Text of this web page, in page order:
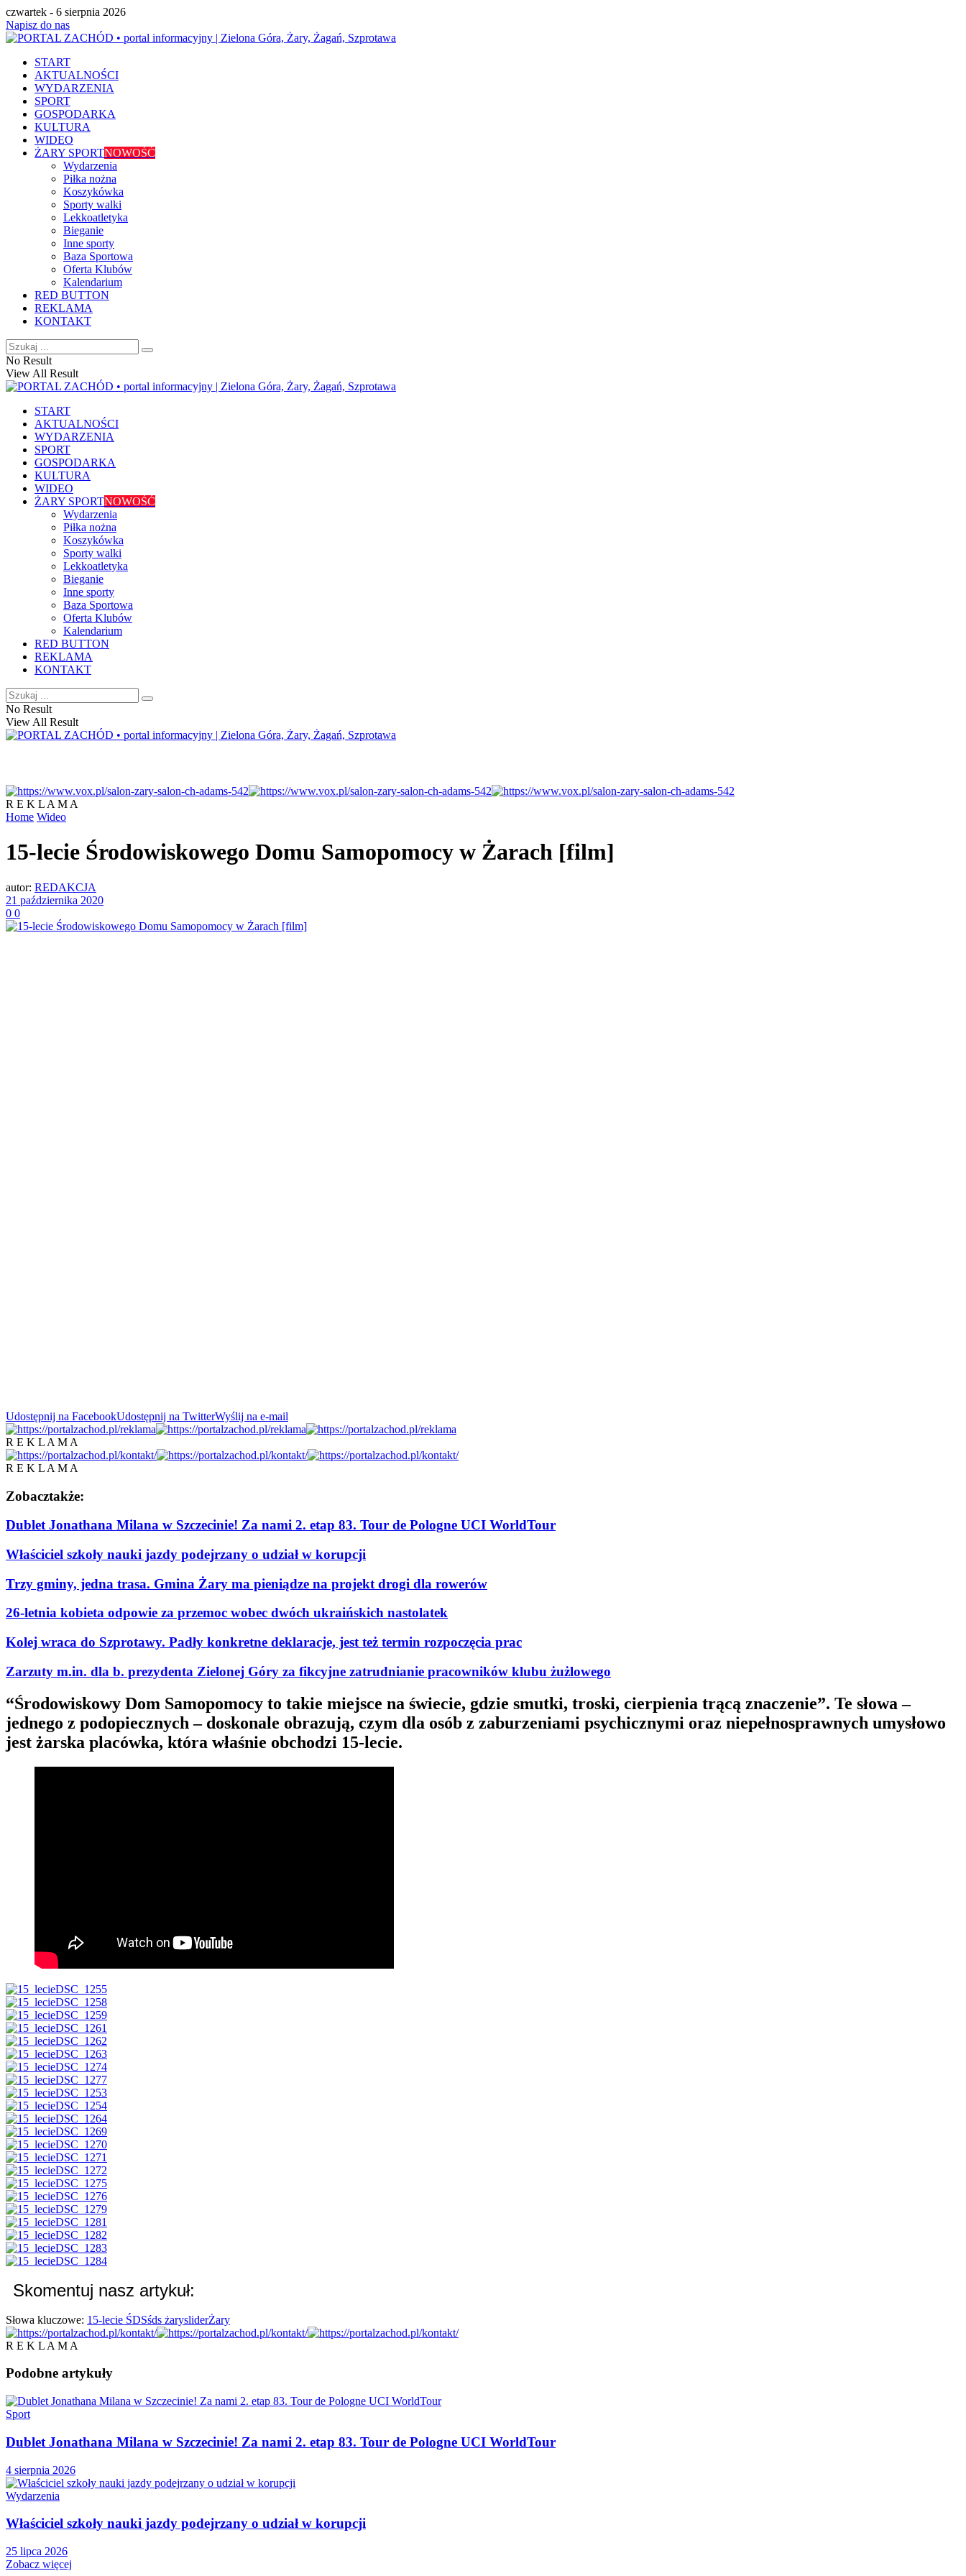
czwartek - 6 sierpnia 2026
Napisz do nas
START
AKTUALNOŚCI
WYDARZENIA
SPORT
GOSPODARKA
KULTURA
WIDEO
ŻARY SPORTNOWOŚĆ
Wydarzenia
Piłka nożna
Koszykówka
Sporty walki
Lekkoatletyka
Bieganie
Inne sporty
Baza Sportowa
Oferta Klubów
Kalendarium
RED BUTTON
REKLAMA
KONTAKT
No Result
View All Result
START
AKTUALNOŚCI
WYDARZENIA
SPORT
GOSPODARKA
KULTURA
WIDEO
ŻARY SPORTNOWOŚĆ
Wydarzenia
Piłka nożna
Koszykówka
Sporty walki
Lekkoatletyka
Bieganie
Inne sporty
Baza Sportowa
Oferta Klubów
Kalendarium
RED BUTTON
REKLAMA
KONTAKT
No Result
View All Result
R E K L A M A
Home Wideo
15-lecie Środowiskowego Domu Samopomocy w Żarach [film]
autor: REDAKCJA
21 października 2020
0 0
Udostępnij na FacebookUdostępnij na TwitterWyślij na e-mail
R E K L A M A
R E K L A M A
Zobacztakże:
Dublet Jonathana Milana w Szczecinie! Za nami 2. etap 83. Tour de Pologne UCI WorldTour
Właściciel szkoły nauki jazdy podejrzany o udział w korupcji
Trzy gminy, jedna trasa. Gmina Żary ma pieniądze na projekt drogi dla rowerów
26-letnia kobieta odpowie za przemoc wobec dwóch ukraińskich nastolatek
Kolej wraca do Szprotawy. Padły konkretne deklaracje, jest też termin rozpoczęcia prac
Zarzuty m.in. dla b. prezydenta Zielonej Góry za fikcyjne zatrudnianie pracowników klubu żużlowego
“Środowiskowy Dom Samopomocy to takie miejsce na świecie, gdzie smutki, troski, cierpienia trącą znaczenie”. Te słowa –
jednego z podopiecznych – doskonale obrazują, czym dla osób z zaburzeniami psychicznymi oraz niepełnosprawnych umysłowo
jest żarska placówka, która właśnie obchodzi 15-lecie.
Skomentuj nasz artykuł:
Słowa kluczowe: 15-lecie ŚDSśds żarysliderŻary
R E K L A M A
Podobne artykuły
Sport
Dublet Jonathana Milana w Szczecinie! Za nami 2. etap 83. Tour de Pologne UCI WorldTour
4 sierpnia 2026
Wydarzenia
Właściciel szkoły nauki jazdy podejrzany o udział w korupcji
25 lipca 2026
Zobacz więcej